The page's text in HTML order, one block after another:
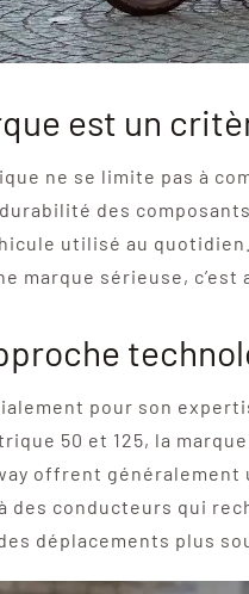
est un
ne se limite pas à
des
utilisé au
marque sérieuse,
pour son
50 et 125, la
offrent
à des conducteurs qui
déplacements plus